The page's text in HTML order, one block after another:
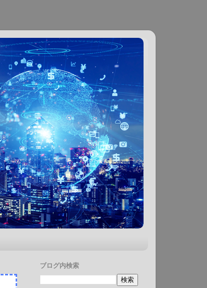
ブログ内検索